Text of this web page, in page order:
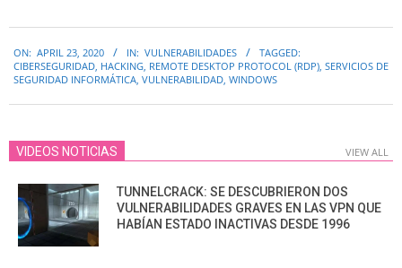
04-
23
ON: APRIL 23, 2020 IN: VULNERABILIDADES
TAGGED:
CIBERSEGURIDAD, HACKING, REMOTE DESKTOP PROTOCOL (RDP), SERVICIOS DE
SEGURIDAD INFORMÁTICA, VULNERABILIDAD, WINDOWS
VIDEOS NOTICIAS VIEW ALL
TUNNELCRACK: SE DESCUBRIERON DOS
VULNERABILIDADES GRAVES EN LAS VPN QUE
HABÍAN ESTADO INACTIVAS DESDE 1996